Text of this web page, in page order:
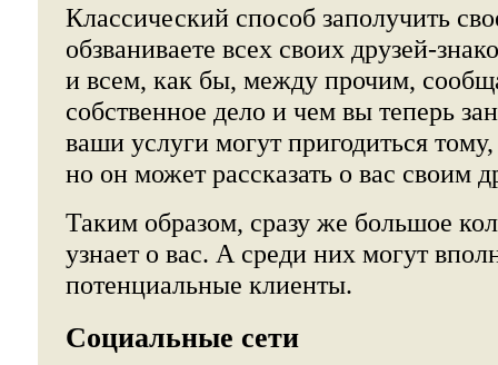
Классический способ заполучить
обзваниваете всех своих друзей-
и всем, как бы, между прочим,
собственное дело и чем вы теперь
ваши услуги могут пригодиться
но он может рассказать о вас своим
Таким образом, сразу же большое
узнает о вас. А среди них могут
потенциальные клиенты.
Социальные сети